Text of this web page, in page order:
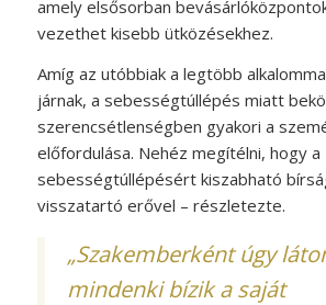
amely elsősorban
vezethet kisebb ütközésekhez.
Amíg az utóbbiak a legtöbb
járnak, a sebességtúllépés miatt
szerencsétlenségben gyakori a
előfordulása. Nehéz megítélni, hogy a
sebességtúllépésért kiszabható
visszatartó erővel – részletezte.
„Szakemberként úgy
mindenki bízik a saját